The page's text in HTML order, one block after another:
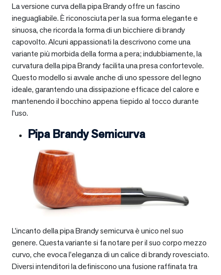
La versione curva della pipa Brandy offre un fascino
ineguagliabile. È riconosciuta per la sua forma elegante e
sinuosa, che ricorda la forma di un bicchiere di brandy
capovolto. Alcuni appassionati la descrivono come una
variante più morbida della forma a pera; indubbiamente, la
curvatura della pipa Brandy facilita una presa confortevole.
Questo modello si avvale anche di uno spessore del legno
ideale, garantendo una dissipazione efficace del calore e
mantenendo il bocchino appena tiepido al tocco durante
l’uso.
Pipa Brandy Semicurva
L’incanto della pipa Brandy semicurva è unico nel suo
genere. Questa variante si fa notare per il suo corpo mezzo
curvo, che evoca l’eleganza di un calice di brandy rovesciato.
Diversi intenditori la definiscono una fusione raffinata tra